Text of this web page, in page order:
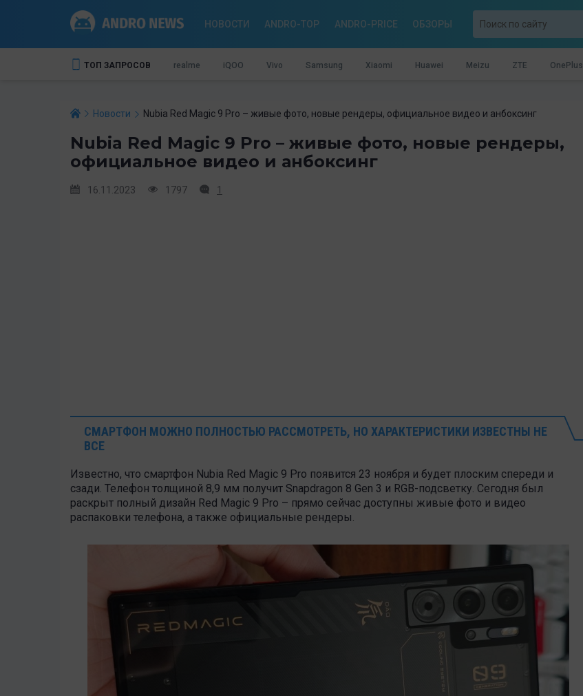
НОВОСТИ ANDRO-TOP ANDRO-PRICE ОБЗОРЫ
ТОП ЗАПРОСОВ realme iQOO Vivo Samsung Xiaomi Huawei Meizu ZTE OnePlus
Новости Nubia Red Magic 9 Pro – живые фото, новые рендеры, официальное видео и анбоксинг
Nubia Red Magic 9 Pro – живые фото, новые рендеры,
официальное видео и анбоксинг
16.11.2023 1797 1
СМАРТФОН МОЖНО ПОЛНОСТЬЮ РАССМОТРЕТЬ, НО ХАРАКТЕРИСТИКИ ИЗВЕСТНЫ НЕ
ВСЕ
Известно, что смартфон Nubia Red Magic 9 Pro появится 23 ноября и будет плоским спереди и
сзади. Телефон толщиной 8,9 мм получит Snapdragon 8 Gen 3 и RGB-подсветку. Сегодня был
раскрыт полный дизайн Red Magic 9 Pro – прямо сейчас доступны живые фото и видео
распаковки телефона, а также официальные рендеры.